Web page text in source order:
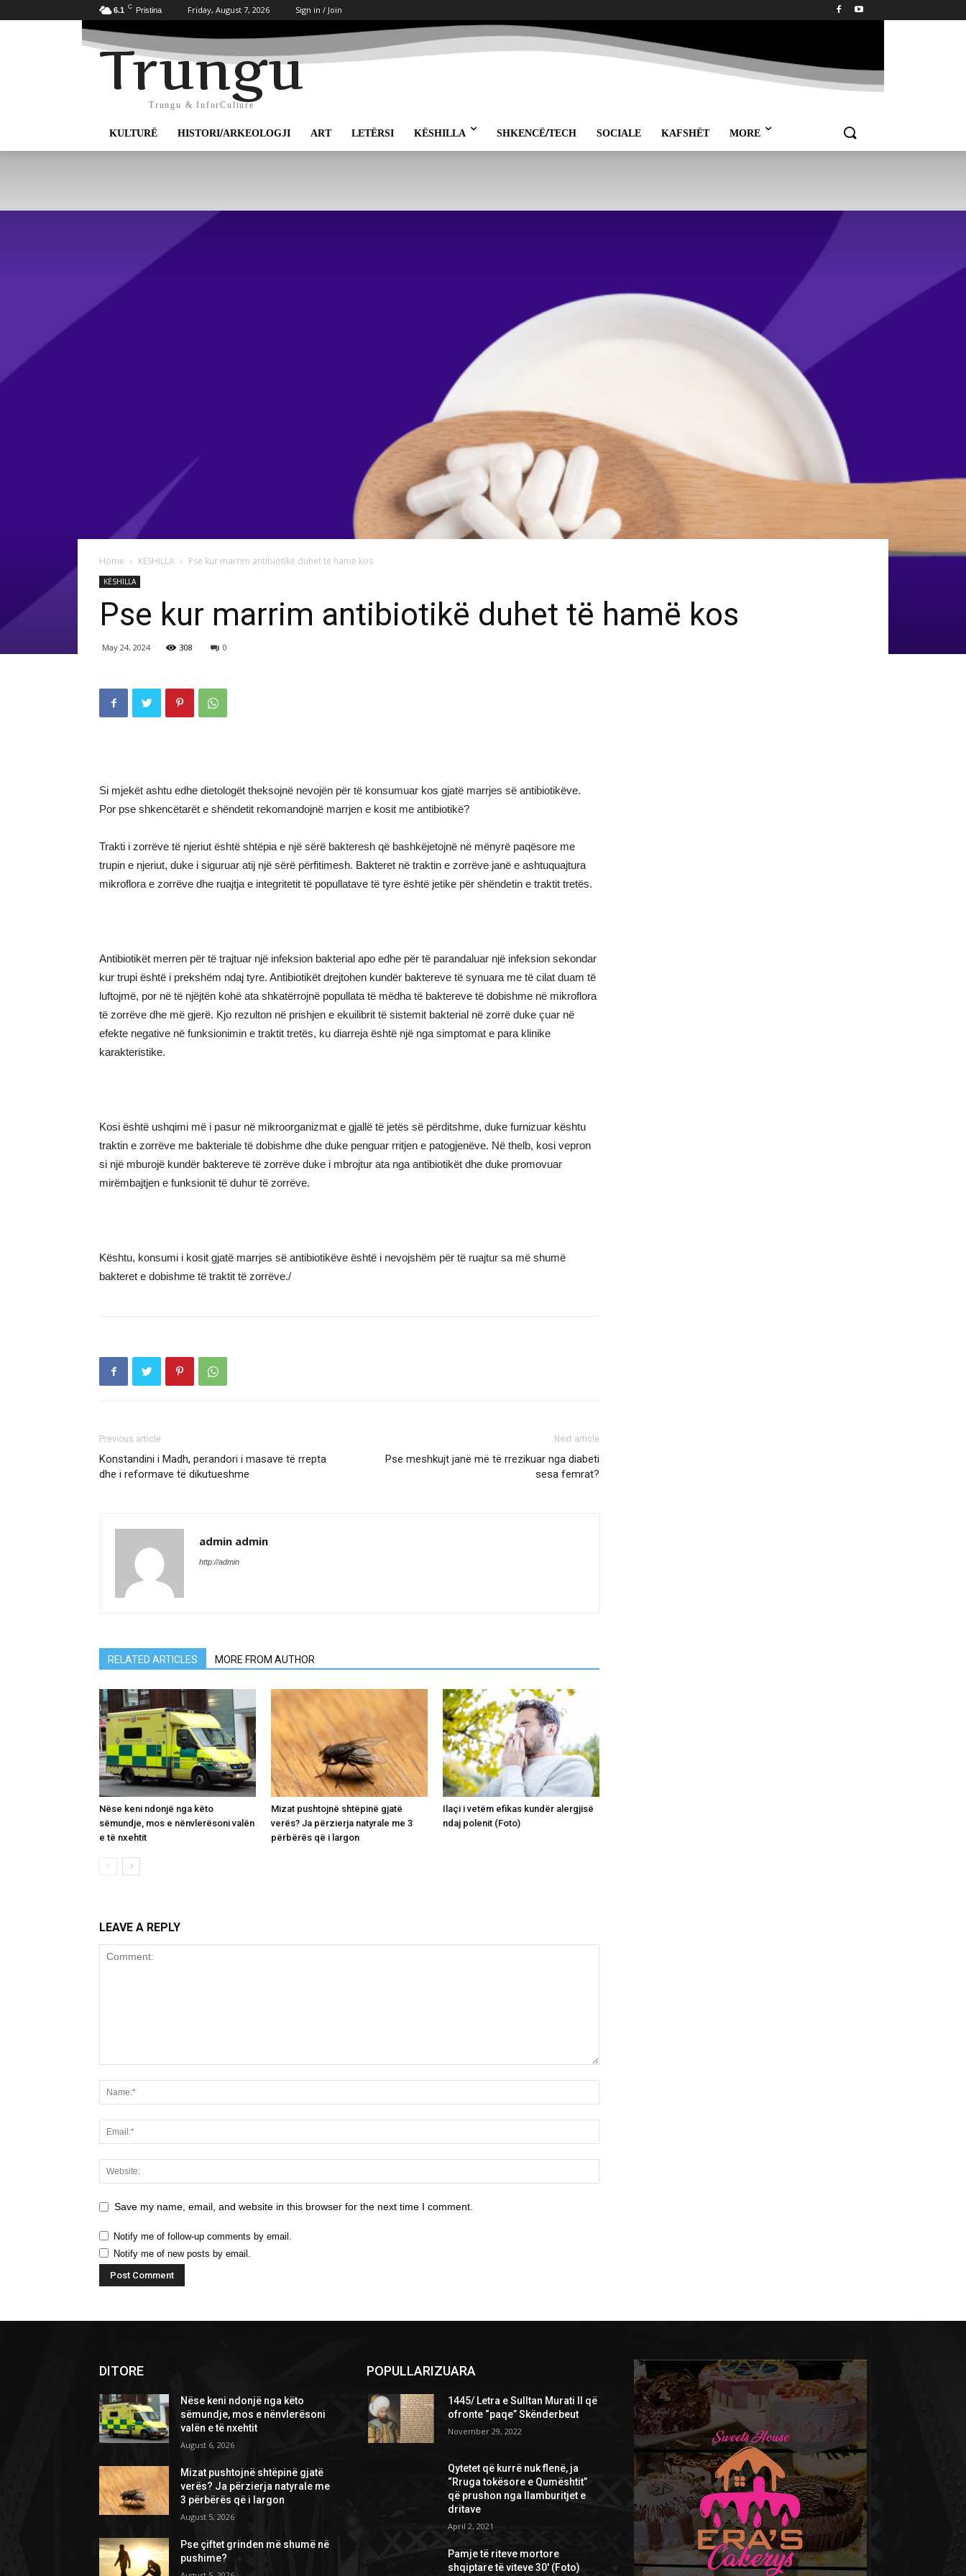
6.1 C Pristina Friday, August 7, 2026 Sign in / Join
Trungu
Trungu & InforCulture
KULTURË HISTORI/ARKEOLOGJI ART LETËRSI KËSHILLA SHKENCË/TECH SOCIALE KAFSHËT MORE
Home KËSHILLA Pse kur marrim antibiotikë duhet të hamë kos
KËSHILLA
Pse kur marrim antibiotikë duhet të hamë kos
May 24, 2024 308 0
Si mjekët ashtu edhe dietologët theksojnë nevojën për të konsumuar kos gjatë marrjes së antibiotikëve.
Por pse shkencëtarët e shëndetit rekomandojnë marrjen e kosit me antibiotikë?
Trakti i zorrëve të njeriut është shtëpia e një sërë bakteresh që bashkëjetojnë në mënyrë paqësore me
trupin e njeriut, duke i siguruar atij një sërë përfitimesh. Bakteret në traktin e zorrëve janë e ashtuquajtura
mikroflora e zorrëve dhe ruajtja e integritetit të popullatave të tyre është jetike për shëndetin e traktit tretës.
Antibiotikët merren për të trajtuar një infeksion bakterial apo edhe për të parandaluar një infeksion sekondar
kur trupi është i prekshëm ndaj tyre. Antibiotikët drejtohen kundër baktereve të synuara me të cilat duam të
luftojmë, por në të njëjtën kohë ata shkatërrojnë popullata të mëdha të baktereve të dobishme në mikroflora
të zorrëve dhe më gjerë. Kjo rezulton në prishjen e ekuilibrit të sistemit bakterial në zorrë duke çuar në
efekte negative në funksionimin e traktit tretës, ku diarreja është një nga simptomat e para klinike
karakteristike.
Kosi është ushqimi më i pasur në mikroorganizmat e gjallë të jetës së përditshme, duke furnizuar kështu
traktin e zorrëve me bakteriale të dobishme dhe duke penguar rritjen e patogjenëve. Në thelb, kosi vepron
si një mburojë kundër baktereve të zorrëve duke i mbrojtur ata nga antibiotikët dhe duke promovuar
mirëmbajtjen e funksionit të duhur të zorrëve.
Kështu, konsumi i kosit gjatë marrjes së antibiotikëve është i nevojshëm për të ruajtur sa më shumë
bakteret e dobishme të traktit të zorrëve./
Previous article
Konstandini i Madh, perandori i masave të rrepta
dhe i reformave të dikutueshme
Next article
Pse meshkujt janë më të rrezikuar nga diabeti
sesa femrat?
admin admin
http://admin
RELATED ARTICLES MORE FROM AUTHOR
Nëse keni ndonjë nga këto
sëmundje, mos e nënvlerësoni valën
e të nxehtit
Mizat pushtojnë shtëpinë gjatë
verës? Ja përzierja natyrale me 3
përbërës që i largon
Ilaçi i vetëm efikas kundër alergjisë
ndaj polenit (Foto)
LEAVE A REPLY
Save my name, email, and website in this browser for the next time I comment.
Notify me of follow-up comments by email.
Notify me of new posts by email.
DITORE
Nëse keni ndonjë nga këto
sëmundje, mos e nënvlerësoni
valën e të nxehtit
August 6, 2026
Mizat pushtojnë shtëpinë gjatë
verës? Ja përzierja natyrale me
3 përbërës që i largon
August 5, 2026
Pse çiftet grinden më shumë në
pushime?
POPULLARIZUARA
1445/ Letra e Sulltan Murati II që
ofronte “paqe” Skënderbeut
November 29, 2022
Qytetet që kurrë nuk flenë, ja
“Rruga tokësore e Qumështit”
që prushon nga llamburitjet e
dritave
April 2, 2021
Pamje të riteve mortore
shqiptare të viteve 30′ (Foto)